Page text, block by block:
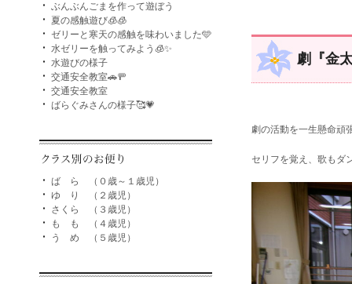
ぶんぶんごまを作って遊ぼう
夏の感触遊び🧊🧊
ゼリーと寒天の感触を味わいました🩵
水ゼリーを触ってみよう🧊✨
水遊びの様子
交通安全教室🚗🚥
交通安全教室
ばらぐみさんの様子🥰💗
ば ら （０歳～１歳児）
ゆ り （２歳児）
さくら （３歳児）
も も （４歳児）
う め （５歳児）
劇『金
劇の活動を一生懸命頑
セリフを覚え、歌もダ